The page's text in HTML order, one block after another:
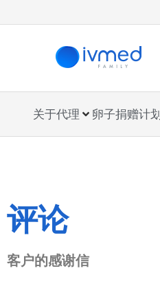
关于代理 卵子捐赠计划
评论
客户的感谢信